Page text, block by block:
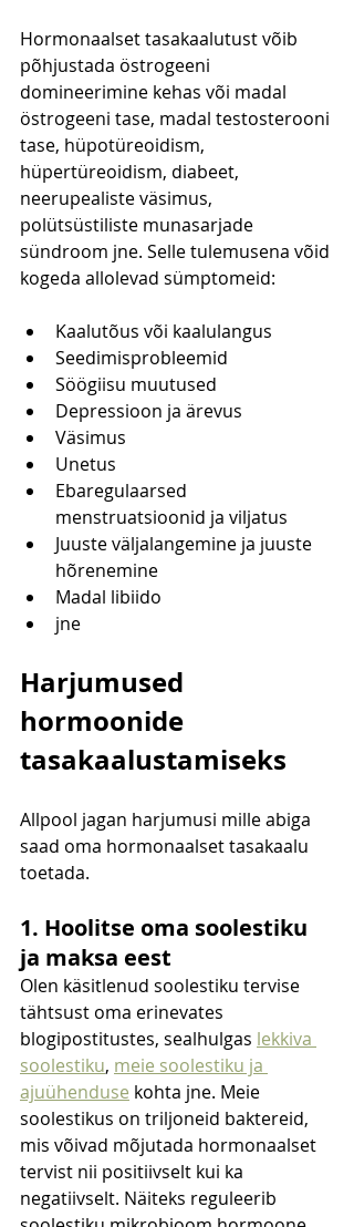
Hormonaalset tasakaalutust võib
põhjustada östrogeeni
domineerimine kehas või madal
östrogeeni tase, madal testosterooni
tase, hüpotüreoidism,
hüpertüreoidism, diabeet,
neerupealiste väsimus,
polütsüstiliste munasarjade
sündroom jne. Selle tulemusena võid
kogeda allolevad sümptomeid:
Kaalutõus või kaalulangus
Seedimisprobleemid
Söögiisu muutused
Depressioon ja ärevus
Väsimus
Unetus
Ebaregulaarsed
menstruatsioonid ja viljatus
Juuste väljalangemine ja juuste
hõrenemine
Madal libiido
jne
Harjumused
hormoonide
tasakaalustamiseks
Allpool jagan harjumusi mille abiga
saad oma hormonaalset tasakaalu
toetada.
1. Hoolitse oma soolestiku
ja maksa eest
Olen käsitlenud soolestiku tervise
tähtsust oma erinevates
blogipostitustes, sealhulgas lekkiva
soolestiku, meie soolestiku ja
ajuühenduse kohta jne. Meie
soolestikus on triljoneid baktereid,
mis võivad mõjutada hormonaalset
tervist nii positiivselt kui ka
negatiivselt. Näiteks reguleerib